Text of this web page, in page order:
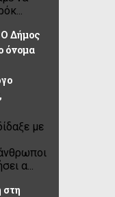
Ο Δήμος
όνομα
με
α...
στη